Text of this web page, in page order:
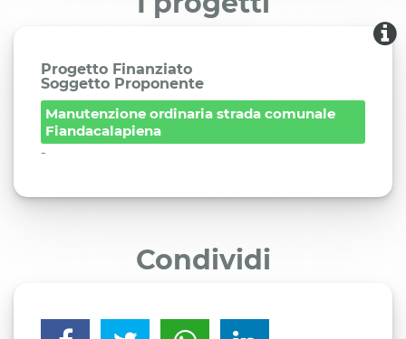
Progetto Finanziato
Soggetto Proponente
Manutenzione ordinaria strada comunale
Fiandacalapiena
-
Condividi